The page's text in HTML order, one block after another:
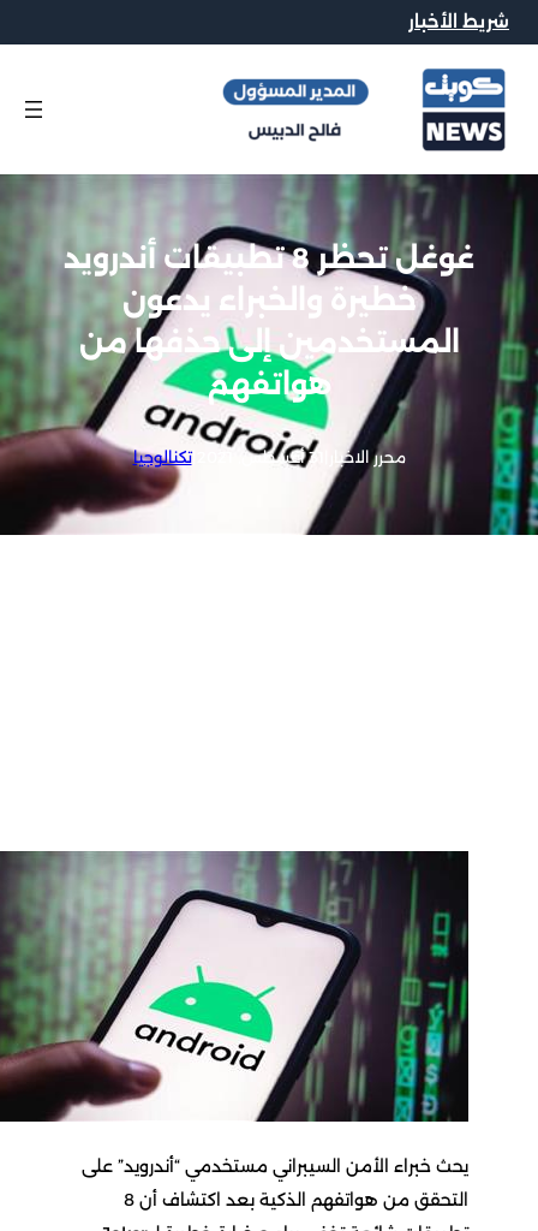
شريط الأخبار
غوغل تحظر 8 تطبيقات أندرويد
خطيرة والخبراء يدعون
المستخدمين إلى حذفها من
هواتفهم
محرر الاخبار تكنالوجيا
يحث خبراء الأمن السيبراني مستخدمي “أندرويد” على
التحقق من هواتفهم الذكية بعد اكتشاف أن 8